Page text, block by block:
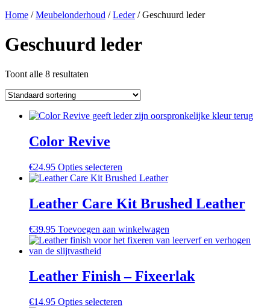
Home /Meubelonderhoud /Leder/ Geschuurd leder
Geschuurd leder
Toont alle 8 resultaten
Color Revive
€24.95 Opties selecteren
product
meerdere
variaties.
optie
kan
op
de
Leather Care Kit Brushed Leather
€39.95 Toevoegen aan winkelwagen
Leather Finish – Fixeerlak
€14.95 Opties selecteren